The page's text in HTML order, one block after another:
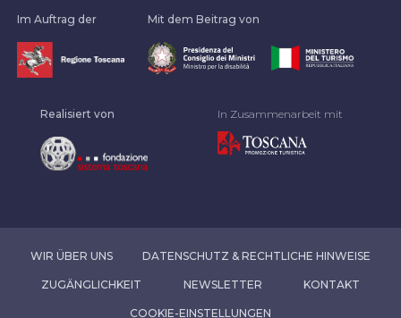
Im Auftrag der Mit dem Beitrag von
Realisiert von In Zusammenarbeit mit
WIR ÜBER UNS DATENSCHUTZ & RECHTLICHE HINWEISE
ZUGÄNGLICHKEIT NEWSLETTER KONTAKT
COOKIE-EINSTELLUNGEN